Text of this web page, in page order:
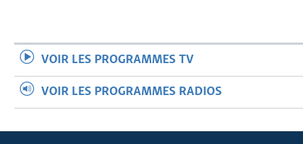
VOIR LES PROGRAMMES TV
VOIR LES PROGRAMMES RADIOS